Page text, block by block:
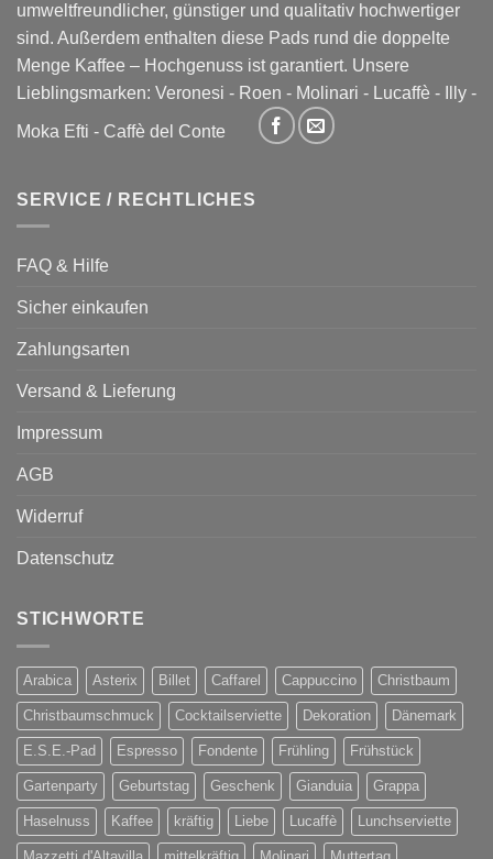
umweltfreundlicher, günstiger und qualitativ hochwertiger
sind. Außerdem enthalten diese Pads rund die doppelte
Menge Kaffee – Hochgenuss ist garantiert. Unsere
Lieblingsmarken: Veronesi - Roen - Molinari - Lucaffè - Illy -
Moka Efti - Caffè del Conte
SERVICE / RECHTLICHES
FAQ & Hilfe
Sicher einkaufen
Zahlungsarten
Versand & Lieferung
Impressum
AGB
Widerruf
Datenschutz
STICHWORTE
Arabica Asterix Billet Caffarel Cappuccino Christbaum
Christbaumschmuck Cocktailserviette Dekoration Dänemark
E.S.E.-Pad Espresso Fondente Frühling Frühstück
Gartenparty Geburtstag Geschenk Gianduia Grappa
Haselnuss Kaffee kräftig Liebe Lucaffè Lunchserviette